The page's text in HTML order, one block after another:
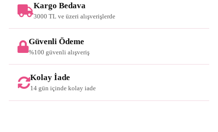
Kargo Bedava
3000 TL ve üzeri alışverişlerde
Güvenli Ödeme
%100 güvenli alışveriş
Kolay İade
14 gün içinde kolay iade